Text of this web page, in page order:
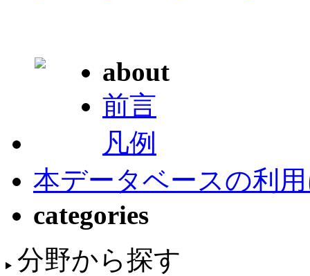
about
前言
凡例
本データベースの利
categories
分野から探す